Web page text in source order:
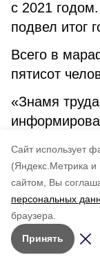
Cайт использует
(Яндекс.Метрика и
сайтом, Вы
персональных
браузера.
Принять
с 2021
подвел итог
Всего в
пятисот
«Знамя
Порадовал
по
5